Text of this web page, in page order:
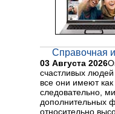
Справочная
03 Августа 2026
счастливых
все они имеют
следовательно,
дополнительных
относительно